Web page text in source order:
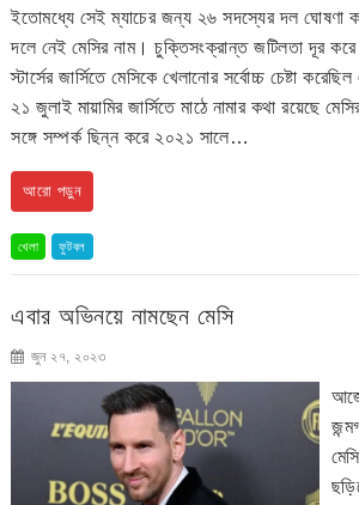
ইতোমধ্যে সেই ম্যাচের জন্য ২৬ সদস্যের দল ঘোষণা
দলে নেই মেসির নাম। চুক্তিসংক্রান্ত জটিলতা দূর করে
স্টার্সের জার্সিতে মেসিকে খেলানোর সর্বোচ্চ চেষ্টা
২১ জুলাই মায়ামির জার্সিতে মাঠে নামার কথা রয়েছে
সঙ্গে সম্পর্ক ছিন্ন করে ২০২১ সালে…
আরো পড়ুন
খেলা ফুটবল
এবার অভিনয়ে নামছেন মেসি
জুন ২৭, ২০২৩